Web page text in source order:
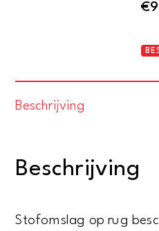
€
Ike
Beschrijving
Beschrijving
Stofomslag op rug